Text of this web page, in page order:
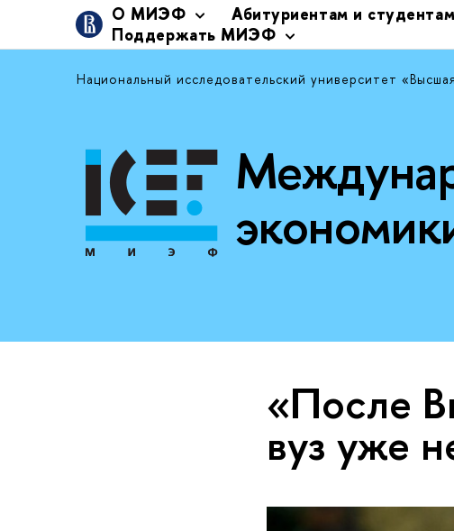
О МИЭФ Абитуриентам и студентам
Поддержать МИЭФ
Национальный исследовательский университет
«После
вуз уже